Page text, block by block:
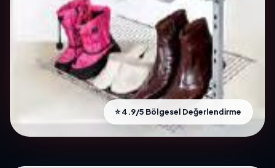
⭐ 4.9/5 Bölgesel Değerlendirme